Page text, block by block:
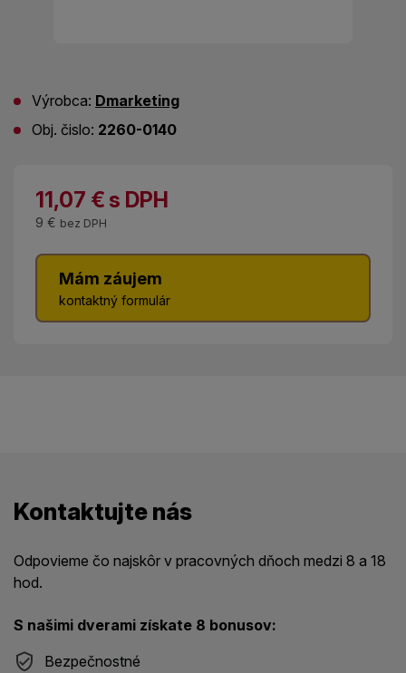
11,07 € s DPH
9 € bez DPH
Mám záujem
kontaktný formulár
Výrobca: Dmarketing
Obj. čislo: 2260-0140
Kontaktujte nás
Odpovieme čo najskôr v pracovných dňoch medzi 8 a 18
hod.
S našimi dverami získate 8 bonusov:
Bezpečnostné